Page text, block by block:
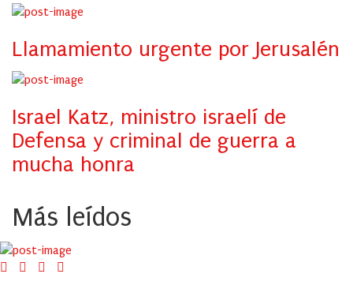
Llamamiento urgente por Jerusalén
Israel Katz, ministro israelí de
Defensa y criminal de guerra a
mucha honra
Más leídos